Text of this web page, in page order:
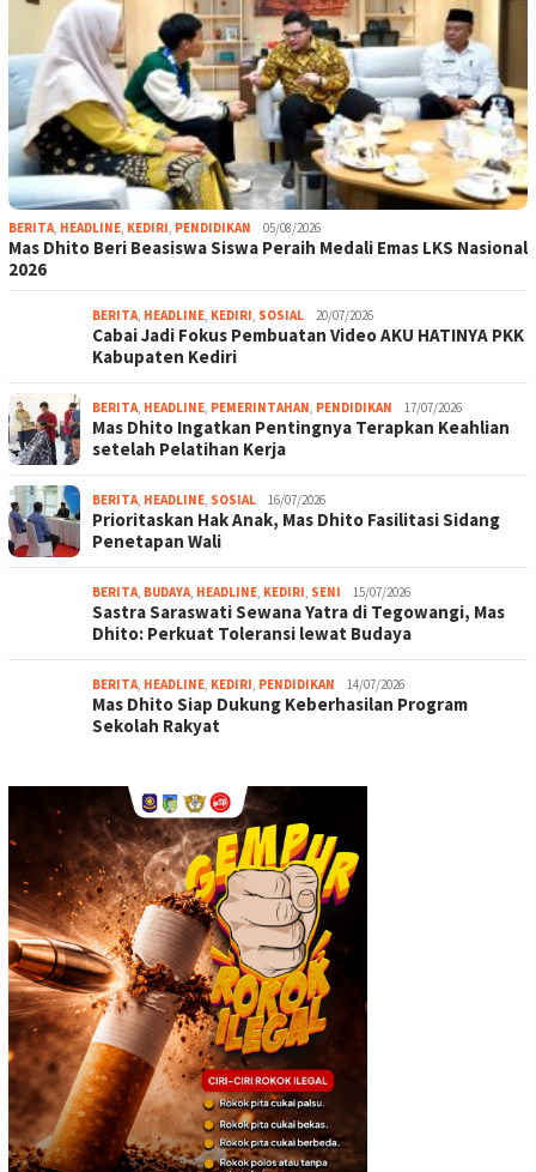
BERITA, HEADLINE, KEDIRI, PENDIDIKAN 05/08/2026
Mas Dhito Beri Beasiswa Siswa Peraih Medali Emas LKS Nasional
2026
BERITA, HEADLINE, KEDIRI, SOSIAL 20/07/2026
Cabai Jadi Fokus Pembuatan Video AKU HATINYA PKK
Kabupaten Kediri
BERITA, HEADLINE, PEMERINTAHAN, PENDIDIKAN 17/07/2026
Mas Dhito Ingatkan Pentingnya Terapkan Keahlian
setelah Pelatihan Kerja
BERITA, HEADLINE, SOSIAL 16/07/2026
Prioritaskan Hak Anak, Mas Dhito Fasilitasi Sidang
Penetapan Wali
BERITA, BUDAYA, HEADLINE, KEDIRI, SENI 15/07/2026
Sastra Saraswati Sewana Yatra di Tegowangi, Mas
Dhito: Perkuat Toleransi lewat Budaya
BERITA, HEADLINE, KEDIRI, PENDIDIKAN 14/07/2026
Mas Dhito Siap Dukung Keberhasilan Program
Sekolah Rakyat